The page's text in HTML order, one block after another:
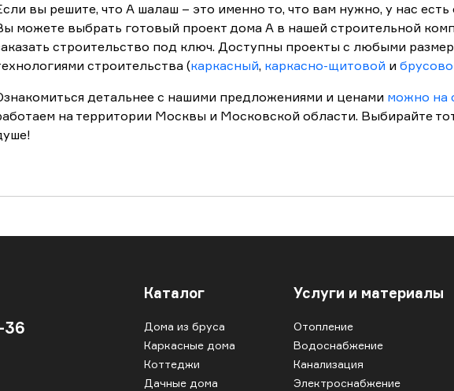
вы решите, что A шалаш – это именно то, что вам нужно, у нас
можете выбрать готовый проект дома А в нашей строительной
строительство под ключ. Доступны проекты с любыми
строительства (каркасный, каркасно-щитовой и
детальнее с нашими предложениями и ценами можно на
на территории Москвы и Московской области. Выбирайте
36
Каталог
Дома из бруса
Каркасные дома
Коттеджи
Дачные дома
Услуги и материалы
Отопление
Водоснабжение
Канализация
Электроснабжение